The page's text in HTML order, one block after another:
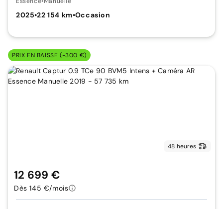
2025•22 154 km•Occasion
PRIX EN BAISSE (-300 €)
48 heures
12 699 €
Dès 145 €/mois